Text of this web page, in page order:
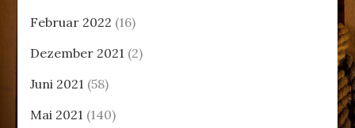
Februar 2022 (16)
Dezember 2021 (2)
Juni 2021 (58)
Mai 2021 (140)